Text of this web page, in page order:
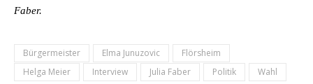
Faber.
Bürgermeister Elma Junuzovic
Flörsheim
Helga Meier
Interview Julia Faber Politik Wahl